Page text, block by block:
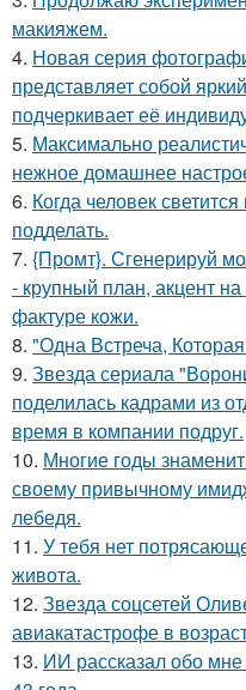
макияжем.
4. Новая серия
представляет собой
подчеркивает её
5. Максимально
нежное домашнее
6. Когда человек
подделать.
7. {Промт}. Сгенерируй
- крупный план, акцент
фактуре кожи.
8. "Одна Встреча,
9. Звезда сериала
поделилась кадрами из
время в компании подруг.
10. Многие годы
своему привычному
лебедя.
11. У тебя нет
живота.
12. Звезда соцсетей
авиакатастрофе в
13. ИИ рассказал обо